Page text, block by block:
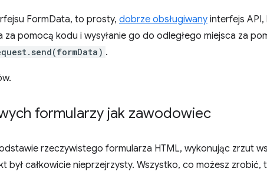
FormData, to prosty, dobrze obsługiwany interfejs
pomocą kodu i wysyłanie go do odległego miejsca za
.
formularzy jak zawodowiec
rzeczywistego formularza HTML, wykonując zrzut
był całkowicie nieprzejrzysty. Wszystko, co możesz zrobić,